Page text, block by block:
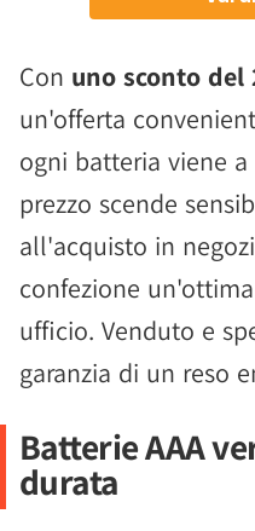
Con uno sconto del
un'offerta
ogni batteria viene
prezzo scende
all'acquisto in
confezione
ufficio. Venduto e
garanzia di un reso
Batterie AAA
durata